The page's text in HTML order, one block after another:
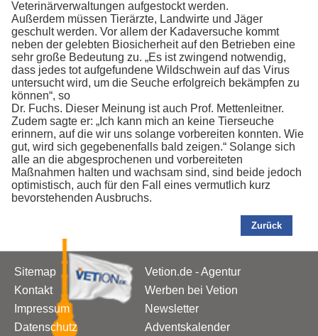
Veterinärverwaltungen aufgestockt werden.
Außerdem müssen Tierärzte, Landwirte und Jäger
geschult werden. Vor allem der Kadaversuche kommt
neben der gelebten Biosicherheit auf den Betrieben eine
sehr große Bedeutung zu. „Es ist zwingend notwendig,
dass jedes tot aufgefundene Wildschwein auf das Virus
untersucht wird, um die Seuche erfolgreich bekämpfen zu
können“, so
Dr. Fuchs. Dieser Meinung ist auch Prof. Mettenleitner.
Zudem sagte er: „Ich kann mich an keine Tierseuche
erinnern, auf die wir uns solange vorbereiten konnten. Wie
gut, wird sich gegebenenfalls bald zeigen.“ Solange sich
alle an die abgesprochenen und vorbereiteten
Maßnahmen halten und wachsam sind, sind beide jedoch
optimistisch, auch für den Fall eines vermutlich kurz
bevorstehenden Ausbruchs.
Zurück
Sitemap
Kontakt
Impressum
Datenschutz
Vetion.de - Agentur
Werben bei Vetion
Newsletter
Adventskalender